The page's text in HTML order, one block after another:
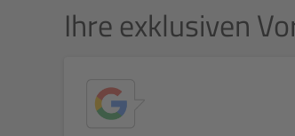
Ihre exklusiven